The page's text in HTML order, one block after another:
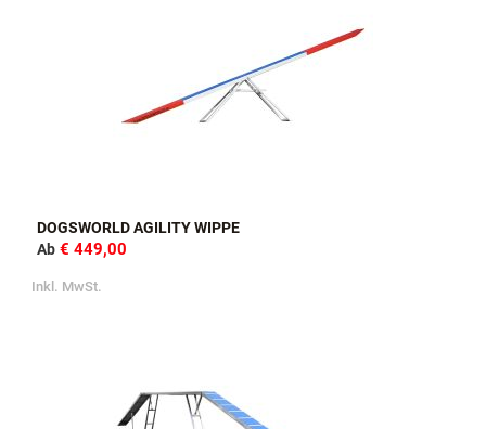
DOGSWORLD AGILITY WIPPE
Ab € 449,00
Inkl. MwSt.